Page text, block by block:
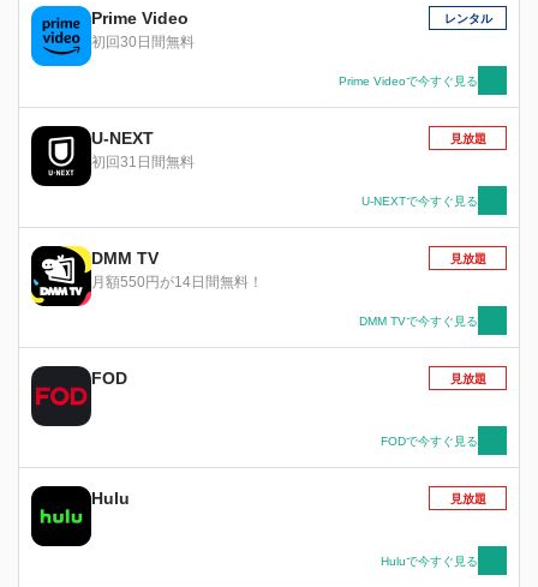
六花はグリッドマンの誕生に立ち会ったことで、
3人はグリッドマン同盟を結成する。しかし、3人
記憶が消され、犠牲になった人々はそもそも存在
しないことになっていたのだ。 裕太たちはグリ
ッドマンとともに、この世界に迫りくる危機に向
かっていくことを決意する。ツツジ台に隠された
秘密とは？ そして怪獣を操る者の目的は？
Prime Video
初回30日間無料
レンタル
Prime Videoで今すぐ見る
U-NEXT
初回31日間無料
見放題
U-NEXTで今すぐ見る
DMM TV
月額550円が14日間無料！
見放題
DMM TVで今すぐ見る
FOD 見放題
FODで今すぐ見る
Hulu 見放題
Huluで今すぐ見る